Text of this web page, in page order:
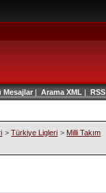
Mesajlar| Arama XML | RSS
>Türkiye Ligleri > Milli Takım